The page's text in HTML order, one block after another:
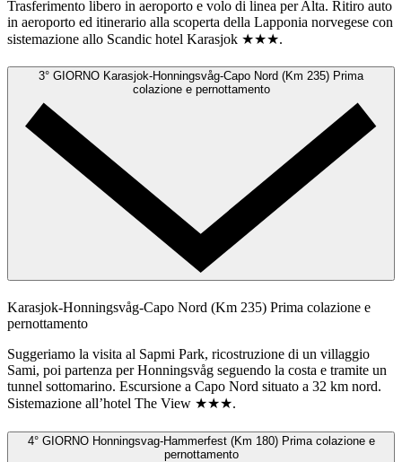
Trasferimento libero in aeroporto e volo di linea per Alta. Ritiro auto
in aeroporto ed itinerario alla scoperta della Lapponia norvegese con
sistemazione allo Scandic hotel Karasjok ★★★.
3° GIORNO Karasjok-Honningsvåg-Capo Nord (Km 235) Prima
colazione e pernottamento
Karasjok-Honningsvåg-Capo Nord (Km 235) Prima colazione e
pernottamento
Suggeriamo la visita al Sapmi Park, ricostruzione di un villaggio
Sami, poi partenza per Honningsvåg seguendo la costa e tramite un
tunnel sottomarino. Escursione a Capo Nord situato a 32 km nord.
Sistemazione all’hotel The View ★★★.
4° GIORNO Honningsvag-Hammerfest (Km 180) Prima colazione e
pernottamento